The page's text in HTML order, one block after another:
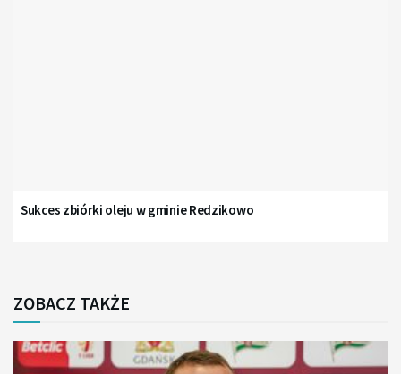
Sukces zbiórki oleju w gminie Redzikowo
ZOBACZ TAKŻE